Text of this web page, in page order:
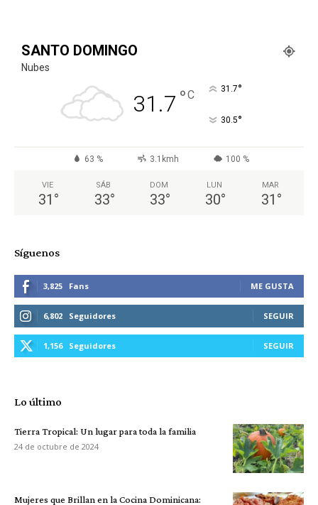
SANTO DOMINGO
Nubes
31.7 °C 31.7°
30.5°
63 % 3.1kmh 100 %
VIE
31 °
SÁB
33°
DOM
33°
LUN
30°
MAR
31 °
Síguenos
3,825 Fans ME GUSTA
6,802 Seguidores SEGUIR
1,156 Seguidores SEGUIR
Lo último
Tierra Tropical: Un lugar para toda la familia
24 de octubre de 2024
Mujeres que Brillan en la Cocina Dominicana: